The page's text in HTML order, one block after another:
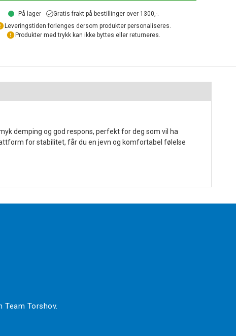
På lager
Gratis frakt på bestillinger over 1300,-.
Leveringstiden forlenges dersom produkter personaliseres.
Produkter med trykk kan ikke byttes eller returneres.
demping og god respons, perfekt for deg som vil ha
for stabilitet, får du en jevn og komfortabel følelse
Team Torshov.